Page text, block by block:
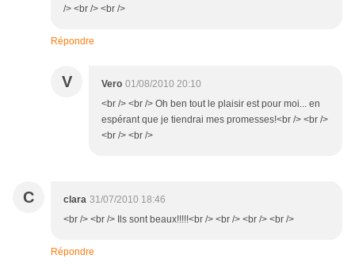
/> <br /> <br />
Répondre
V Vero 01/08/2010 20:10
<br /> <br /> Oh ben tout le plaisir est pour moi... en
espérant que je tiendrai mes promesses!<br /> <br />
<br /> <br />
C clara 31/07/2010 18:46
<br /> <br /> Ils sont beaux!!!!!<br /> <br /> <br /> <br />
Répondre